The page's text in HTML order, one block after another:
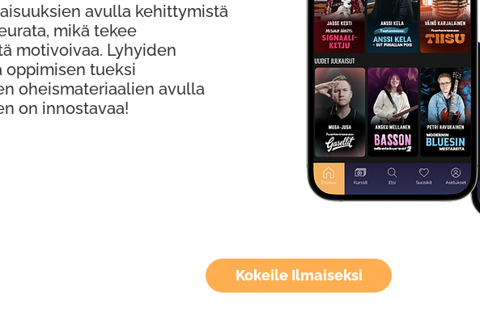
Kokeile Ilmaiseksi
avulla kehittymistä
mikä tekee
motivoivaa. Lyhyiden
oppimisen tueksi
oheismateriaalien avulla
on innostavaa!